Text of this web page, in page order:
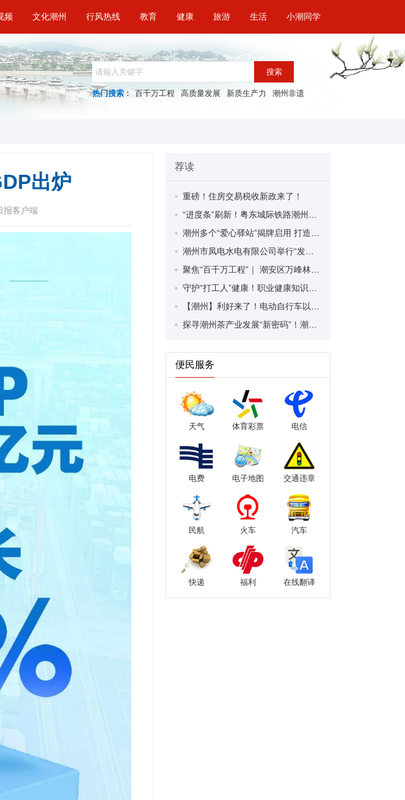
频 文化潮州 行风热线 教育 健康 旅游 生活 小潮同学
搜索
热门搜索 : 百千万工程 高质量发展 新质生产力 潮州非遗
出炉
报客户端
荐读
重磅！住房交易税收新政来了！
便民服务
天气 体育彩票 电信
电费 电子地图 交通违章
民航 火车 汽车
快递 福利 在线翻译